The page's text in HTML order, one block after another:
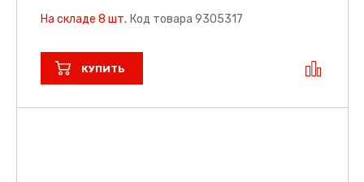
На складе 8 шт. Код товара 9305317
КУПИТЬ